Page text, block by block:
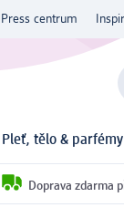
Press centrum
Pleť, tělo & parfémy
Doprava zdarma